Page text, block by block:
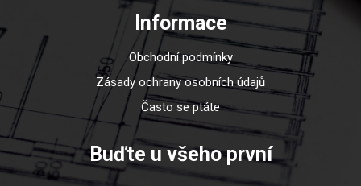
Informace
Obchodní podmínky
Zásady ochrany osobních údajů
Často se ptáte
Buďte u všeho první